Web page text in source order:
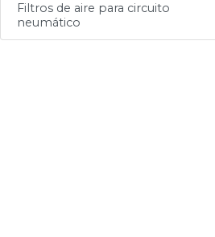
Filtros de aire para circuito
neumático
Lubricación
Limpieza